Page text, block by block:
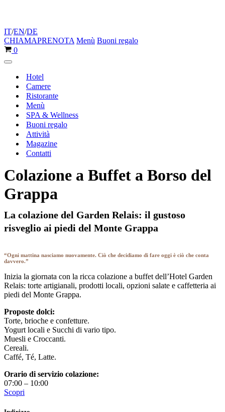
IT/EN/DE
CHIAMAPRENOTA Menù Buoni regalo
Carrello
0
Menu
navigazione
Hotel
Camere
Ristorante
Menù
SPA & Wellness
Buoni regalo
Attività
Magazine
Contatti
Colazione a Buffet a Borso del
Grappa
La colazione del Garden Relais: il gustoso
risveglio ai piedi del Monte Grappa
“Ogni mattina nasciamo nuovamente. Ciò che decidiamo di fare oggi è ciò che conta
davvero.”
Inizia la giornata con la ricca colazione a buffet dell’Hotel Garden
Relais: torte artigianali, prodotti locali, opzioni salate e caffetteria ai
piedi del Monte Grappa.
Proposte dolci:
Torte, brioche e confetture.
Yogurt locali e Succhi di vario tipo.
Muesli e Croccanti.
Cereali.
Caffé, Té, Latte.
Orario di servizio colazione:
07:00 – 10:00
Scopri